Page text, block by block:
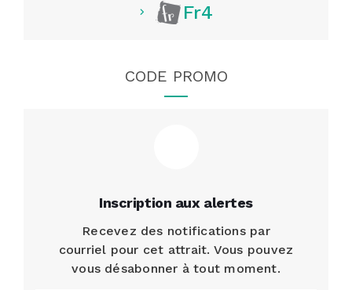
Fr4
CODE PROMO
Inscription aux alertes
Recevez des notifications par
courriel pour cet attrait. Vous pouvez
vous désabonner à tout moment.